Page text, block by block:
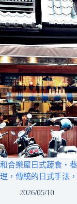
和合樂屋日式蔬食‧
理，傳統的日式手法
2026/05/10